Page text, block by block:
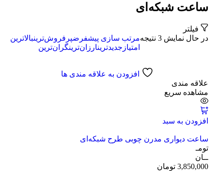
ساعت شبکه‌ای
فیلتر
در حال نمایش 3 نتیجه
مرتب سازی پیشفرضپرفروش‌ترینبالاترین
امتیاز جدیدترینارزان‌ترینگران‌ترین
افزودن به علاقه مندی ها
علاقه مندی
مشاهده سریع
افزودن به سبد
ساعت دیواری مدرن چوبی طرح شبکه‌ای
تومـ
ــان
3,850,000 تومان